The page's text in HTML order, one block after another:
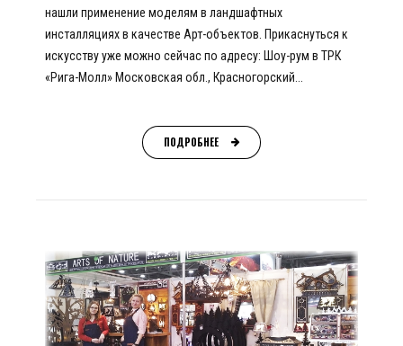
нашли применение моделям в ландшафтных
инсталляциях в качестве Арт-объектов. Прикаснуться к
искусству уже можно сейчас по адресу: Шоу-рум в ТРК
«Рига-Молл» Московская обл., Красногорский...
ПОДРОБНЕЕ